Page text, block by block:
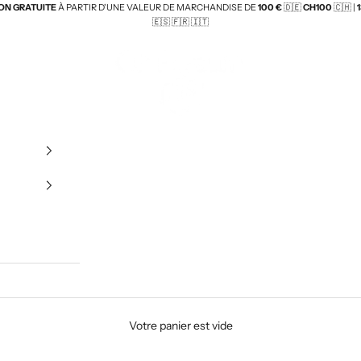
GRATUITEÀ PARTIR D'UNE VALEUR DE MARCHANDISE DE100 €🇩🇪CH100🇨🇭 |
🇪🇸🇫🇷 🇮🇹
Votre panier est vide
assemblés – fabriqués à partir de matériaux naturels et avec